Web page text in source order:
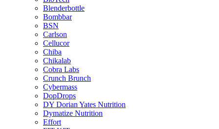
Blenderbottle
Bombbar
BSN
Carlson
Cellucor
Chiba
Chikalab
Cobra Labs
Crunch Brunch
Cybermass
DopDrops
DY Dorian Yates Nutrition
Dymatize Nutrition
Effort